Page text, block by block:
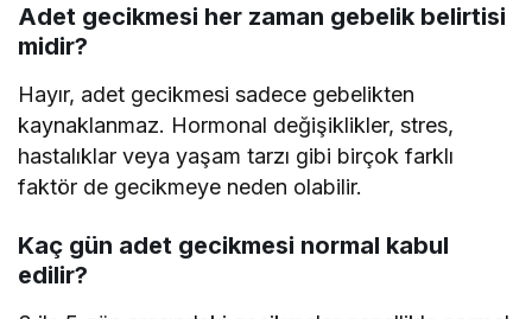
Adet gecikmesi her zaman gebelik belirtisi
midir?
Hayır, adet gecikmesi sadece gebelikten
kaynaklanmaz. Hormonal değişiklikler, stres,
hastalıklar veya yaşam tarzı gibi birçok farklı
faktör de gecikmeye neden olabilir.
Kaç gün adet gecikmesi normal kabul
edilir?